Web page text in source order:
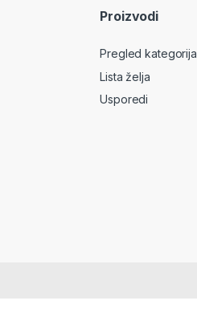
Proizvodi
Pregled kategorija
Lista želja
Usporedi